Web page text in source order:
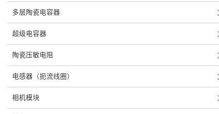
多层陶瓷电容器
超级电容器
陶瓷压敏电阻
电感器（扼流线圈）
相机模块